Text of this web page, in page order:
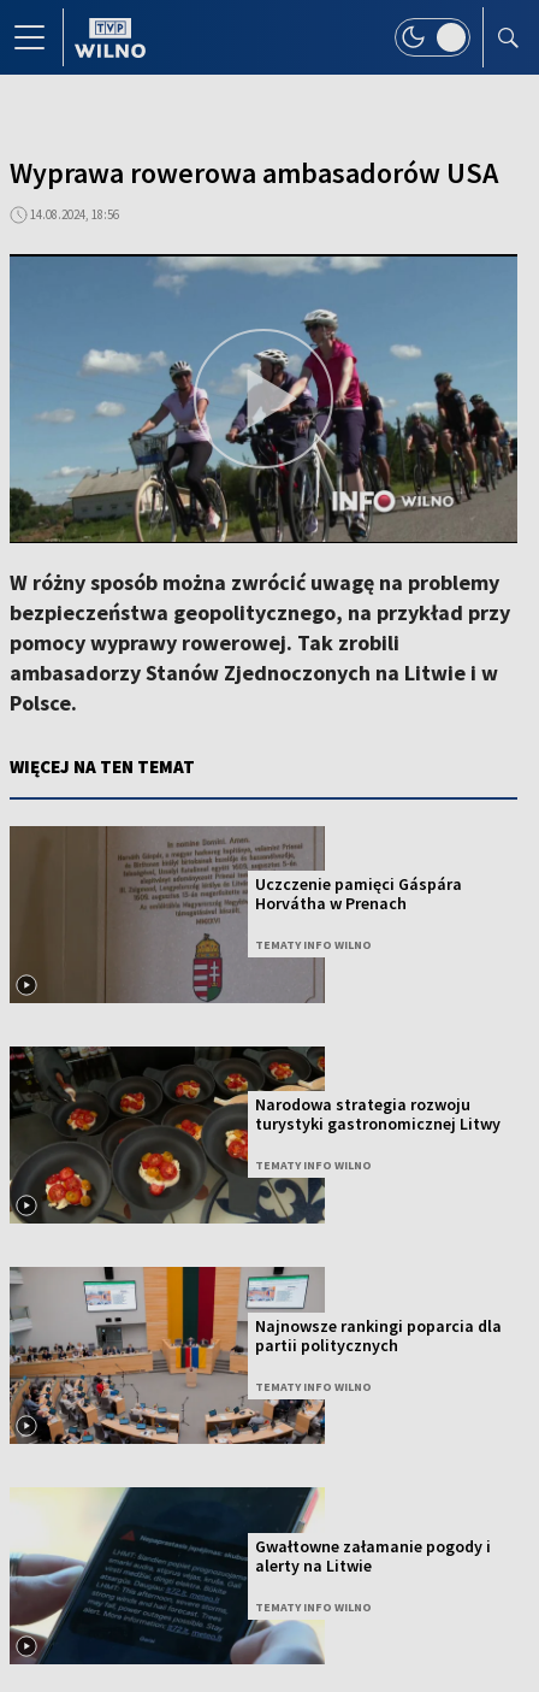
Wyprawa rowerowa ambasadorów USA
14.08.2024, 18:56
W różny sposób można zwrócić uwagę na problemy
bezpieczeństwa geopolitycznego, na przykład przy
pomocy wyprawy rowerowej. Tak zrobili
ambasadorzy Stanów Zjednoczonych na Litwie i w
Polsce.
WIĘCEJ NA TEN TEMAT
Uczczenie pamięci Gáspára
Horvátha w Prenach
TEMATY INFO WILNO
Narodowa strategia rozwoju
turystyki gastronomicznej Litwy
TEMATY INFO WILNO
Najnowsze rankingi poparcia dla
partii politycznych
TEMATY INFO WILNO
Gwałtowne załamanie pogody i
alerty na Litwie
TEMATY INFO WILNO